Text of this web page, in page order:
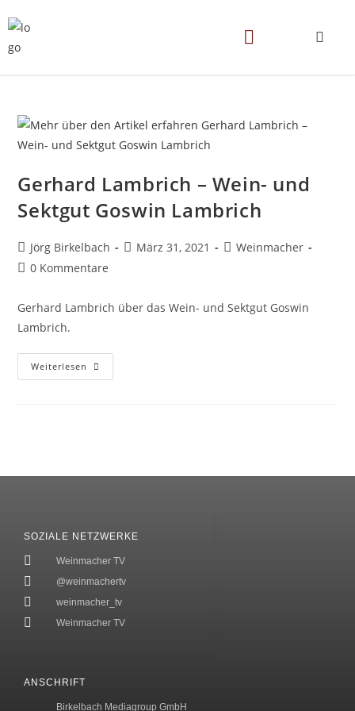
Gerhard Lambrich – Wein- und
Sektgut Goswin Lambrich
Jörg Birkelbach März 31, 2021
Weinmacher
0 Kommentare
Gerhard Lambrich über das Wein- und Sektgut Goswin
Lambrich.
Weiterlesen
ANSCHRIFT
Birkelbach Mediagroup GmbH
SOZIALE NETZWERKE
Weinmacher TV
@weinmachertv
weinmacher_tv
Weinmacher TV